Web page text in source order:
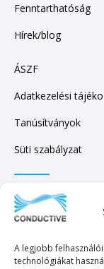
A legjobb
technológiákat
Fenntarthatóság
Hírek/blog
ÁSZF
Adatkezelési
Tanúsítványok
Süti szabályzat
IRATKOZZON